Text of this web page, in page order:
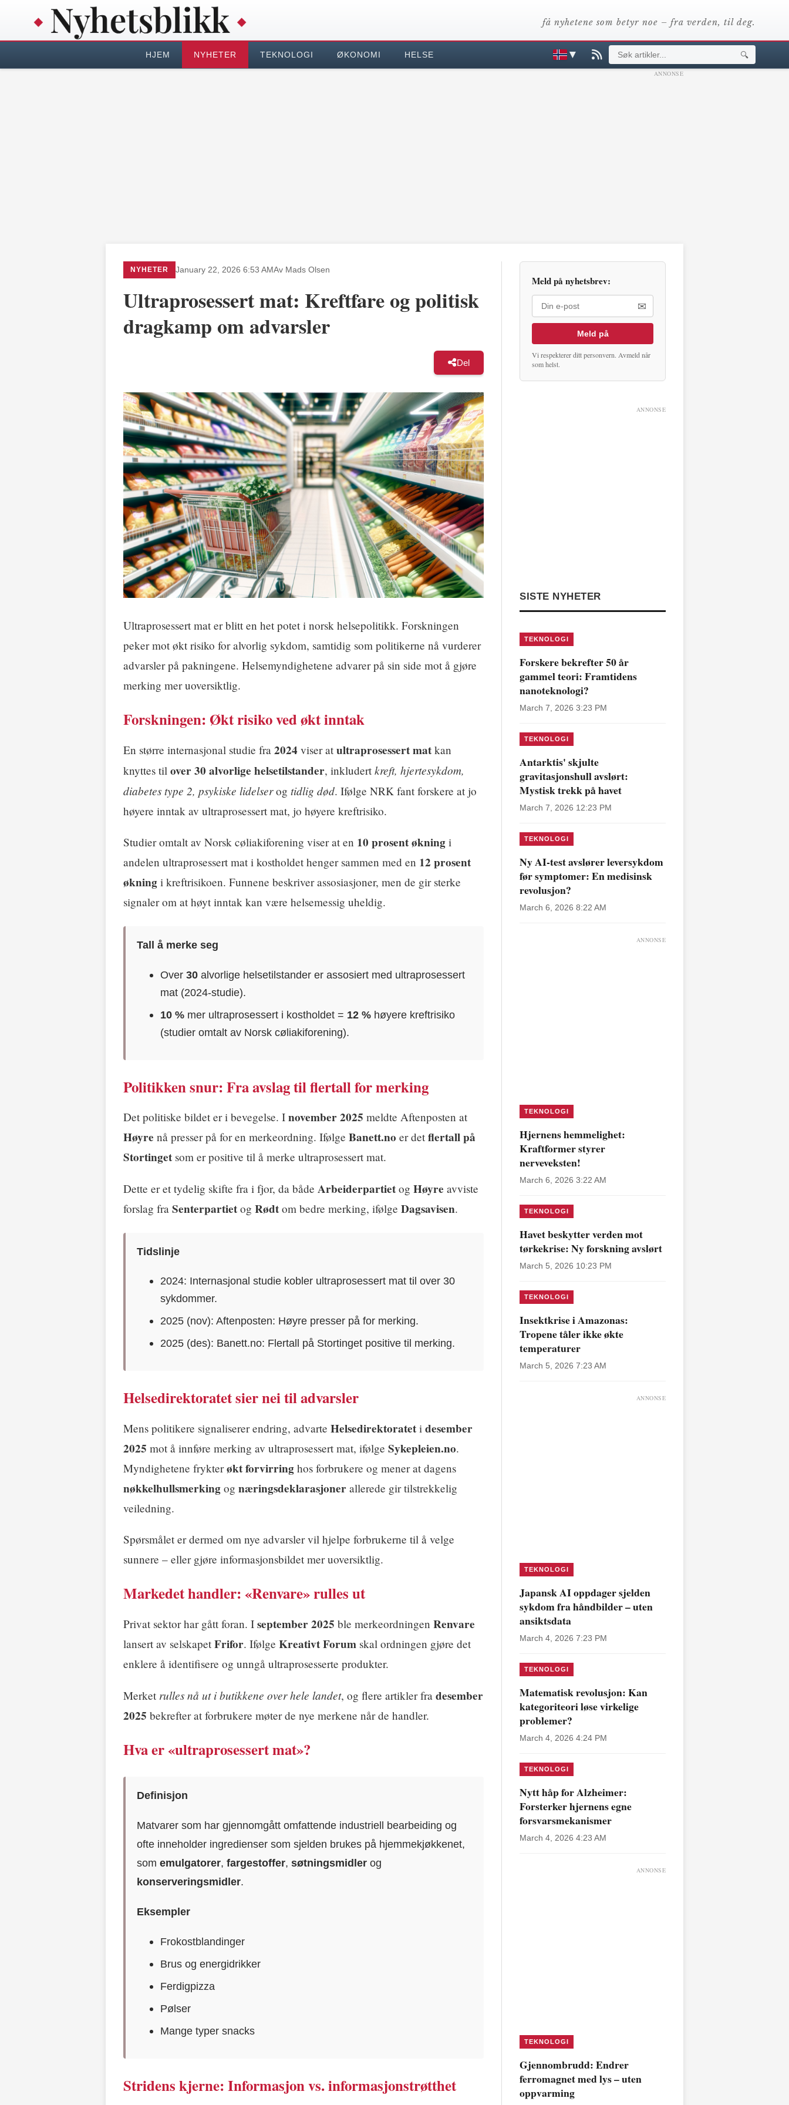
få nyhetene som betyr noe – fra verden, til deg.
HJEM NYHETER TEKNOLOGI ØKONOMI HELSE ▼ 🔍
ANNONSE
NYHETER January 22, 2026 6:53 AMAv Mads Olsen
Ultraprosessert mat: Kreftfare og politisk
dragkamp om advarsler
Del
Ultraprosessert mat er blitt en het potet i norsk helsepolitikk. Forskningen
peker mot økt risiko for alvorlig sykdom, samtidig som politikerne nå vurderer
advarsler på pakningene. Helsemyndighetene advarer på sin side mot å gjøre
merking mer uoversiktlig.
Forskningen: Økt risiko ved økt inntak
En større internasjonal studie fra 2024 viser at ultraprosessert mat kan
knyttes til over 30 alvorlige helsetilstander, inkludert kreft, hjertesykdom,
diabetes type 2, psykiske lidelserog tidlig død. Ifølge NRK fant forskere at jo
høyere inntak av ultraprosessert mat, jo høyere kreftrisiko.
Studier omtalt av Norsk cøliakiforening viser at en 10 prosent økning i
andelen ultraprosessert mat i kostholdet henger sammen med en 12 prosent
økning i kreftrisikoen. Funnene beskriver assosiasjoner, men de gir sterke
signaler om at høyt inntak kan være helsemessig uheldig.
Tall å merke seg
Over30 alvorlige helsetilstander er assosiert med ultraprosessert
mat (2024-studie).
10 % mer ultraprosessert i kostholdet = 12 % høyere kreftrisiko
(studier omtalt av Norsk cøliakiforening).
Politikken snur: Fra avslag til flertall for merking
Det politiske bildet er i bevegelse. I november 2025 meldte Aftenposten at
Høyre nå presser på for en merkeordning. Ifølge Banett.no er det flertall på
Stortinget som er positive til å merke ultraprosessert mat.
Dette er et tydelig skifte fra i fjor, da både Arbeiderpartiet og Høyre avviste
forslag fra Senterpartiet og Rødt om bedre merking, ifølge Dagsavisen.
Tidslinje
2024: Internasjonal studie kobler ultraprosessert mat til over 30
sykdommer.
2025 (nov): Aftenposten: Høyre presser på for merking.
2025 (des): Banett.no: Flertall på Stortinget positive til merking.
Helsedirektoratet sier nei til advarsler
Mens politikere signaliserer endring, advarte Helsedirektoratet i desember
2025 mot å innføre merking av ultraprosessert mat, ifølge Sykepleien.no.
Myndighetene frykterøkt forvirring hos forbrukere og mener at dagens
nøkkelhullsmerking og næringsdeklarasjoner allerede gir tilstrekkelig
veiledning.
Spørsmålet er dermed om nye advarsler vil hjelpe forbrukerne til å velge
sunnere – eller gjøre informasjonsbildet mer uoversiktlig.
Markedet handler: «Renvare» rulles ut
Privat sektor har gått foran. I september 2025 ble merkeordningen Renvare
lansert av selskapet Frifor. Ifølge Kreativt Forum skal ordningen gjøre det
enklere å identifisere og unngå ultraprosesserte produkter.
Merket rulles nå ut i butikkene over hele landet, og flere artikler fra desember
2025 bekrefter at forbrukere møter de nye merkene når de handler.
Hva er «ultraprosessert mat»?
Definisjon
Matvarer som har gjennomgått omfattende industriell bearbeiding og
ofte inneholder ingredienser som sjelden brukes på hjemmekjøkkenet,
somemulgatorer,fargestoffer,søtningsmidler og
konserveringsmidler.
Eksempler
Frokostblandinger
Brus og energidrikker
Ferdigpizza
Pølser
Mange typer snacks
Stridens kjerne: Informasjon vs. informasjonstrøtthet
Meld på nyhetsbrev:
✉
Meld på
Vi respekterer ditt personvern. Avmeld når
som helst.
ANNONSE
SISTE NYHETER
TEKNOLOGI
Forskere bekrefter 50 år
gammel teori: Framtidens
nanoteknologi?
March 7, 2026 3:23 PM
TEKNOLOGI
Antarktis' skjulte
gravitasjonshull avslørt:
Mystisk trekk på havet
March 7, 2026 12:23 PM
TEKNOLOGI
Ny AI-test avslører leversykdom
før symptomer: En medisinsk
revolusjon?
March 6, 2026 8:22 AM
ANNONSE
TEKNOLOGI
Hjernens hemmelighet:
Kraftformer styrer
nerveveksten!
March 6, 2026 3:22 AM
TEKNOLOGI
Havet beskytter verden mot
tørkekrise: Ny forskning avslørt
March 5, 2026 10:23 PM
TEKNOLOGI
Insektkrise i Amazonas:
Tropene tåler ikke økte
temperaturer
March 5, 2026 7:23 AM
ANNONSE
TEKNOLOGI
Japansk AI oppdager sjelden
sykdom fra håndbilder – uten
ansiktsdata
March 4, 2026 7:23 PM
TEKNOLOGI
Matematisk revolusjon: Kan
kategoriteori løse virkelige
problemer?
March 4, 2026 4:24 PM
TEKNOLOGI
Nytt håp for Alzheimer:
Forsterker hjernens egne
forsvarsmekanismer
March 4, 2026 4:23 AM
ANNONSE
TEKNOLOGI
Gjennombrudd: Endrer
ferromagnet med lys – uten
oppvarming